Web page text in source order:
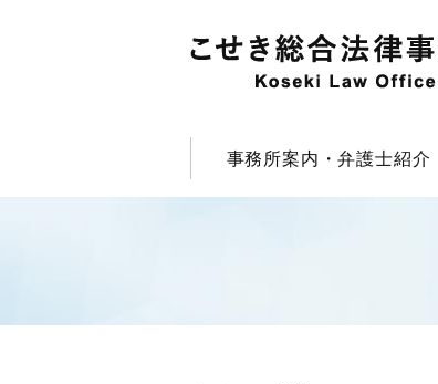
事務所案内・弁護士紹介